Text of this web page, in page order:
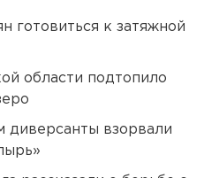
готовиться к затяжной
области подтопило
диверсанты взорвали